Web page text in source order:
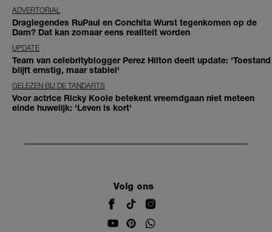
ADVERTORIAL
Draglegendes RuPaul en Conchita Wurst tegenkomen op de
Dam? Dat kan zomaar eens realiteit worden
UPDATE
Team van celebrityblogger Perez Hilton deelt update: 'Toestand
blijft ernstig, maar stabiel'
GELEZEN BIJ DE TANDARTS
Voor actrice Ricky Koole betekent vreemdgaan niet meteen
einde huwelijk: 'Leven is kort'
Volg ons